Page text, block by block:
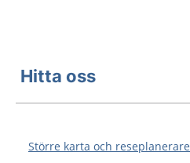
Hitta oss
Större karta och reseplanerare